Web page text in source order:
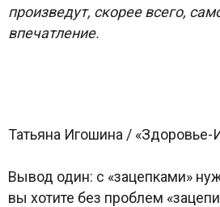
произведут, скорее всего,
впечатление.
Татьяна Игошина / «Здоровье-
Вывод один: с «зацепками»
вы хотите без проблем